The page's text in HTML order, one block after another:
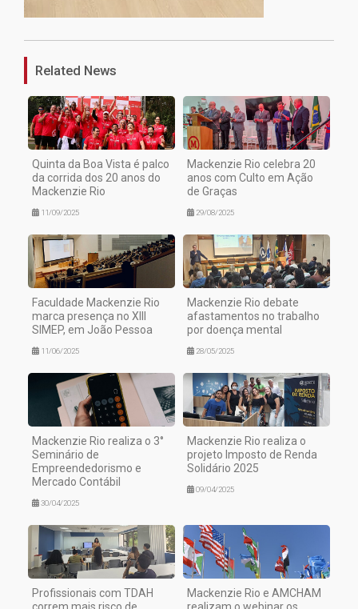
Related News
Quinta da Boa Vista é palco
da corrida dos 20 anos do
Mackenzie Rio
11/09/2025
Mackenzie Rio celebra 20
anos com Culto em Ação
de Graças
29/08/2025
Faculdade Mackenzie Rio
marca presença no XIII
SIMEP, em João Pessoa
11/06/2025
Mackenzie Rio debate
afastamentos no trabalho
por doença mental
28/05/2025
Mackenzie Rio realiza o 3°
Seminário de
Empreendedorismo e
Mercado Contábil
30/04/2025
Mackenzie Rio realiza o
projeto Imposto de Renda
Solidário 2025
09/04/2025
Profissionais com TDAH
Mackenzie Rio e AMCHAM